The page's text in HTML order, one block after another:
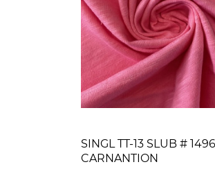
SINGL TT-13 SLUB #
CARNANTION